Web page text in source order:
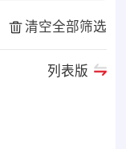
清空全部筛选
列表版